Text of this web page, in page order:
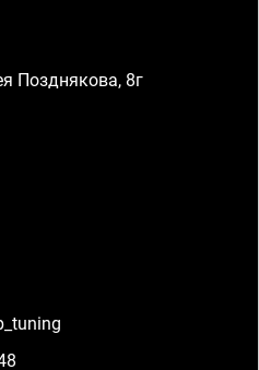
Позднякова, 8г